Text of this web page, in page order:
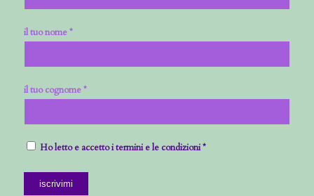
il tuo nome *
il tuo cognome *
Ho letto e accetto i termini e le condizioni *